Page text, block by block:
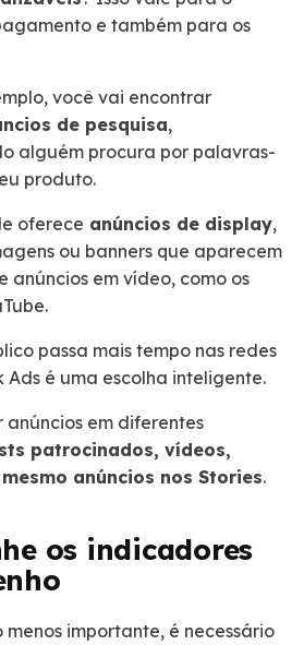
e também para os
você vai encontrar
de pesquisa,
alguém procura por palavras-
produto.
oferece anúncios de display,
ou banners que aparecem
anúncios em vídeo, como os
passa mais tempo nas redes
Ads é uma escolha inteligente.
em diferentes
patrocinados, vídeos,
anúncios nos Stories.
os indicadores
menos importante, é necessário